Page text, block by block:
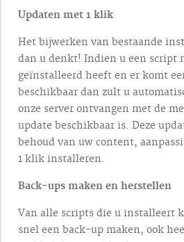
Updaten met 1 klik
Het bijwerken van bestaande
dan u denkt! Indien u een script
geïnstalleerd heeft en er komt
beschikbaar dan zult u
onze server ontvangen met de
update beschikbaar is. Deze
behoud van uw content,
1 klik installeren.
Back-ups maken en herstellen
Van alle scripts die u installeert
snel een back-up maken, ook